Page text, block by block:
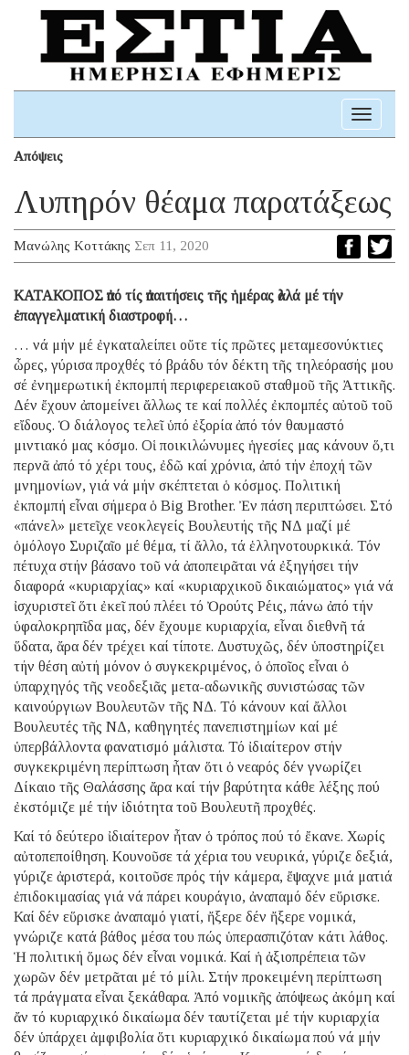
Toggle
Απόψεις
Λυπηρόν θέαμα παρατάξεως
Μανώλης Κοττάκης Σεπ 11, 2020
ΚΑΤΑΚΟΠΟΣ ἀπό τίς ἀπαιτήσεις τῆς ἡμέρας ἀλλά μέ τήν
ἐπαγγελματική διαστροφή…
… νά μήν μέ ἐγκαταλείπει οὔτε τίς πρῶτες μεταμεσονύκτιες
ὧρες, γύρισα προχθές τό βράδυ τόν δέκτη τῆς τηλεόρασής μου
σέ ἐνημερωτική ἐκπομπή περιφερειακοῦ σταθμοῦ τῆς Ἀττικῆς.
Δέν ἔχουν ἀπομείνει ἄλλως τε καί πολλές ἐκπομπές αὐτοῦ τοῦ
εἴδους. Ὁ διάλογος τελεῖ ὑπό ἐξορία ἀπό τόν θαυμαστό
μιντιακό μας κόσμο. Οἱ ποικιλώνυμες ἡγεσίες μας κάνουν ὅ,τι
περνᾶ ἀπό τό χέρι τους, ἐδῶ καί χρόνια, ἀπό τήν ἐποχή τῶν
μνημονίων, γιά νά μήν σκέπτεται ὁ κόσμος. Πολιτική
ἐκπομπή εἶναι σήμερα ὁ Big Brother. Ἐν πάση περιπτώσει. Στό
«πάνελ» μετεῖχε νεοκλεγείς Βουλευτής τῆς ΝΔ μαζί μέ
ὁμόλογο Συριζαῖο μέ θέμα, τί ἄλλο, τά ἑλληνοτουρκικά. Τόν
πέτυχα στήν βάσανο τοῦ νά ἀποπειρᾶται νά ἐξηγήσει τήν
διαφορά «κυριαρχίας» καί «κυριαρχικοῦ δικαιώματος» γιά νά
ἰσχυριστεῖ ὅτι ἐκεῖ πού πλέει τό Ὀρούτς Ρέις, πάνω ἀπό τήν
ὑφαλοκρηπῖδα μας, δέν ἔχουμε κυριαρχία, εἶναι διεθνῆ τά
ὕδατα, ἄρα δέν τρέχει καί τίποτε. Δυστυχῶς, δέν ὑποστηρίζει
τήν θέση αὐτή μόνον ὁ συγκεκριμένος, ὁ ὁποῖος εἶναι ὁ
ὑπαρχηγός τῆς νεοδεξιᾶς μετα-αδωνικῆς συνιστώσας τῶν
καινούργιων Βουλευτῶν τῆς ΝΔ. Τό κάνουν καί ἄλλοι
Βουλευτές τῆς ΝΔ, καθηγητές πανεπιστημίων καί μέ
ὑπερβάλλοντα φανατισμό μάλιστα. Τό ἰδιαίτερον στήν
συγκεκριμένη περίπτωση ἦταν ὅτι ὁ νεαρός δέν γνωρίζει
Δίκαιο τῆς Θαλάσσης ἄρα καί τήν βαρύτητα κάθε λέξης πού
ἐκστόμιζε μέ τήν ἰδιότητα τοῦ Βουλευτῆ προχθές.
Καί τό δεύτερο ἰδιαίτερον ἦταν ὁ τρόπος πού τό ἔκανε. Χωρίς
αὐτοπεποίθηση. Κουνοῦσε τά χέρια του νευρικά, γύριζε δεξιά,
γύριζε ἀριστερά, κοιτοῦσε πρός τήν κάμερα, ἔψαχνε μιά ματιά
ἐπιδοκιμασίας γιά νά πάρει κουράγιο, ἀναπαμό δέν εὕρισκε.
Καί δέν εὕρισκε ἀναπαμό γιατί, ἤξερε δέν ἤξερε νομικά,
γνώριζε κατά βάθος μέσα του πώς ὑπερασπιζόταν κάτι λάθος.
Ἡ πολιτική ὅμως δέν εἶναι νομικά. Καί ἡ ἀξιοπρέπεια τῶν
χωρῶν δέν μετρᾶται μέ τό μίλι. Στήν προκειμένη περίπτωση
τά πράγματα εἶναι ξεκάθαρα. Ἀπό νομικῆς ἀπόψεως ἀκόμη καί
ἄν τό κυριαρχικό δικαίωμα δέν ταυτίζεται μέ τήν κυριαρχία
δέν ὑπάρχει ἀμφιβολία ὅτι κυριαρχικό δικαίωμα πού νά μήν